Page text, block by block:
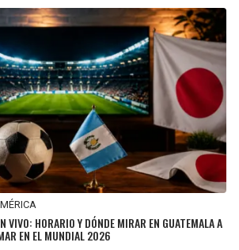
VIVO: HORARIO Y DÓNDE MIRAR EN GUATEMALA A
EN EL MUNDIAL 2026